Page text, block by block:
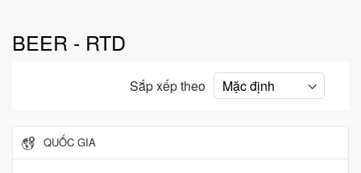
BEER - RTD
Sắp xếp theo
QUỐC GIA